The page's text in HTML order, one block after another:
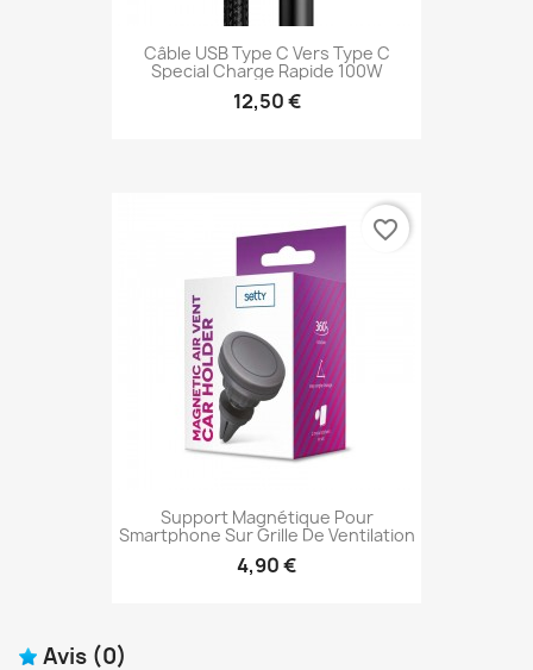
Câble USB Type C Vers Type C
Special Charge Rapide 100W
12,50 €
Support Magnétique Pour
Smartphone Sur Grille De Ventilation
4,90 €
favorite_border
Avis (0)